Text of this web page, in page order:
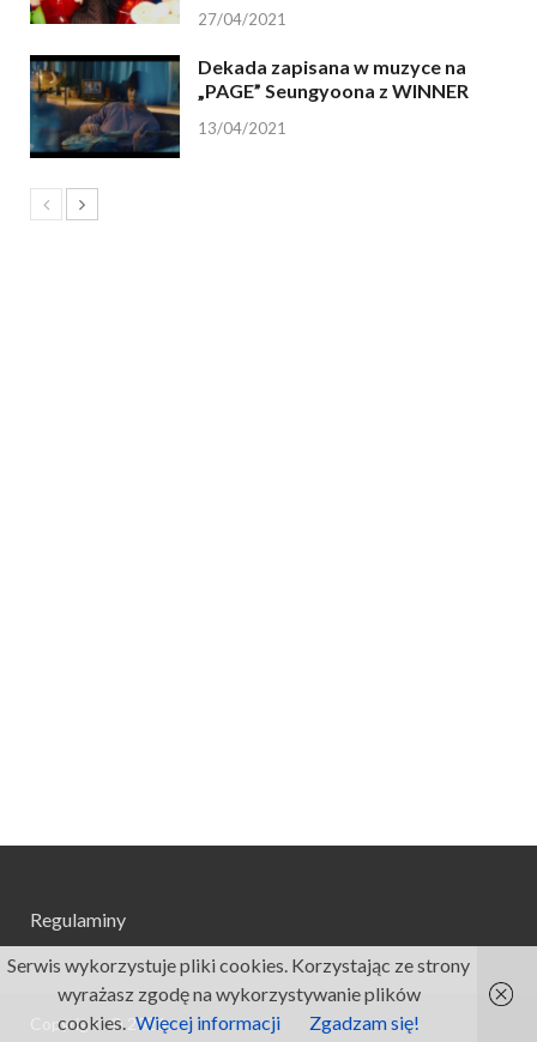
27/04/2021
Dekada zapisana w muzyce na
„PAGE” Seungyoona z WINNER
13/04/2021
Regulaminy
Copyright © 2026.
Serwis wykorzystuje pliki cookies. Korzystając ze strony
wyrażasz zgodę na wykorzystywanie plików
cookies. Więcej informacji Zgadzam się!